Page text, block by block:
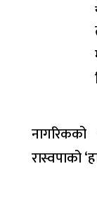
रास्वपाको